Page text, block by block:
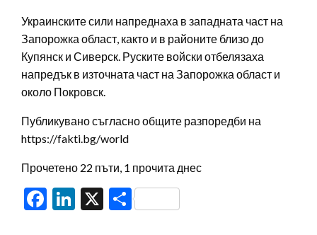
Украинските сили напреднаха в западната част на
Запорожка област, както и в районите близо до
Купянск и Сиверск. Руските войски отбелязаха
напредък в източната част на Запорожка област и
около Покровск.
Публикувано съгласно общите разпоредби на
https://fakti.bg/world
Прочетено 22 пъти, 1 прочита днес
Facebook
LinkedIn
X Share